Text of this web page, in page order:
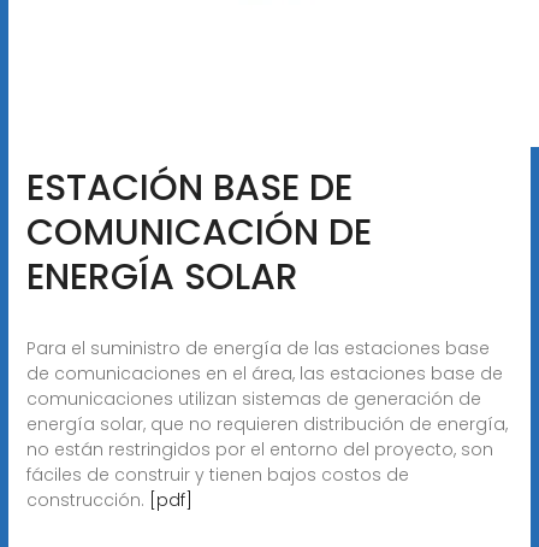
ESTACIÓN BASE DE
COMUNICACIÓN DE
ENERGÍA SOLAR
Para el suministro de energía de las estaciones base
de comunicaciones en el área, las estaciones base de
comunicaciones utilizan sistemas de generación de
energía solar, que no requieren distribución de energía,
no están restringidos por el entorno del proyecto, son
fáciles de construir y tienen bajos costos de
construcción. [pdf]